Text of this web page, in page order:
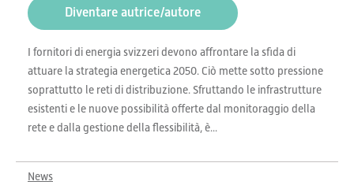
Diventare autrice/autore
I fornitori di energia svizzeri devono affrontare la sfida di
attuare la strategia energetica 2050. Ciò mette sotto pressione
soprattutto le reti di distribuzione. Sfruttando le infrastrutture
esistenti e le nuove possibilità offerte dal monitoraggio della
rete e dalla gestione della flessibilità, è...
News